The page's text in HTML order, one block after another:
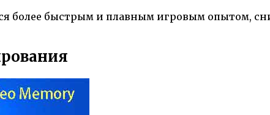
более быстрым и плавным игровым опытом,